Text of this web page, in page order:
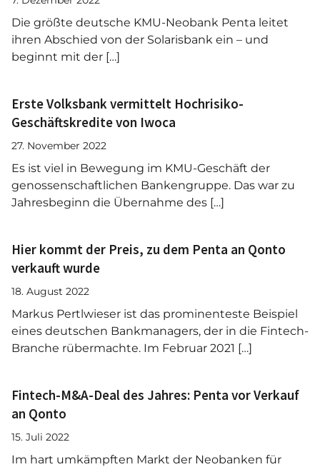
Die größte deutsche KMU-Neobank Penta leitet
ihren Abschied von der Solarisbank ein – und
beginnt mit der […]
Erste Volksbank vermittelt Hochrisiko-
Geschäftskredite von Iwoca
27. November 2022
Es ist viel in Bewegung im KMU-Geschäft der
genossenschaftlichen Bankengruppe. Das war zu
Jahresbeginn die Übernahme des […]
Hier kommt der Preis, zu dem Penta an Qonto
verkauft wurde
18. August 2022
Markus Pertlwieser ist das prominenteste Beispiel
eines deutschen Bankmanagers, der in die Fintech-
Branche rübermachte. Im Februar 2021 […]
Fintech-M&A-Deal des Jahres: Penta vor Verkauf
an Qonto
15. Juli 2022
Im hart umkämpften Markt der Neobanken für